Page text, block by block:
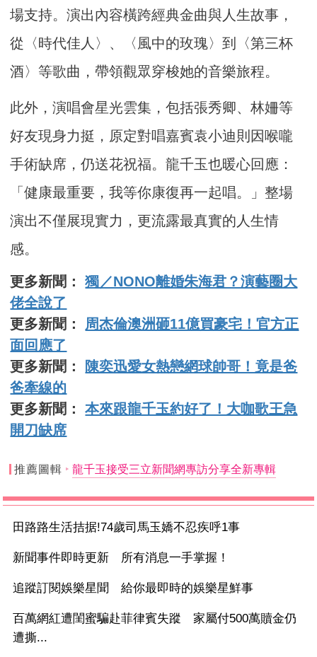
場支持。演出內容橫跨經典金曲與人生故事，
從〈時代佳人〉、〈風中的玫瑰〉到〈第三杯
酒〉等歌曲，帶領觀眾穿梭她的音樂旅程。
此外，演唱會星光雲集，包括張秀卿、林姍等
好友現身力挺，原定對唱嘉賓袁小迪則因喉嚨
手術缺席，仍送花祝福。龍千玉也暖心回應：
「健康最重要，我等你康復再一起唱。」整場
演出不僅展現實力，更流露最真實的人生情
感。
更多新聞：獨／NONO離婚朱海君？演藝圈大
佬全說了
更多新聞： 周杰倫澳洲砸11億買豪宅！官方正
面回應了
更多新聞：
陳奕迅愛女熱戀網球帥哥！竟是爸
爸牽線的
更多新聞：本來跟龍千玉約好了！大咖歌王急
開刀缺席
推薦圖輯 龍千玉接受三立新聞網專訪分享全新專輯
田路路生活拮据!74歲司馬玉嬌不忍疾呼1事
新聞事件即時更新 所有消息一手掌握！
追蹤訂閱娛樂星聞 給你最即時的娛樂星鮮事
百萬網紅遭閨蜜騙赴菲律賓失蹤 家屬付500萬贖金仍
遭撕...